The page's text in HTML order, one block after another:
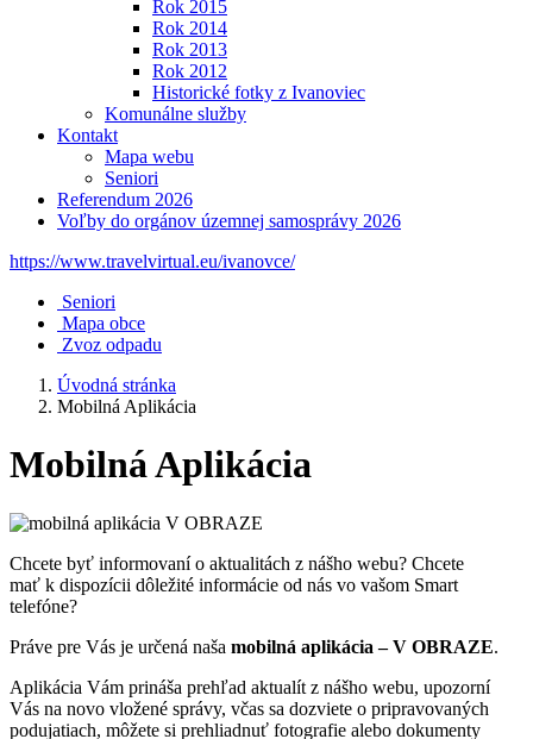
Rok 2015
Rok 2014
Rok 2013
Rok 2012
Historické fotky z Ivanoviec
Komunálne služby
Kontakt
Mapa webu
Seniori
Referendum 2026
Voľby do orgánov územnej samosprávy 2026
https://www.travelvirtual.eu/ivanovce/
Seniori
Mapa obce
Zvoz odpadu
Úvodná stránka
Mobilná Aplikácia
Mobilná Aplikácia
Chcete byť informovaní o aktualitách z nášho webu? Chcete
mať k dispozícii dôležité informácie od nás vo vašom Smart
telefóne?
Práve pre Vás je určená naša mobilná aplikácia – V OBRAZE.
Aplikácia Vám prináša prehľad aktualít z nášho webu, upozorní
Vás na novo vložené správy, včas sa dozviete o pripravovaných
podujatiach, môžete si prehliadnuť fotografie alebo dokumenty